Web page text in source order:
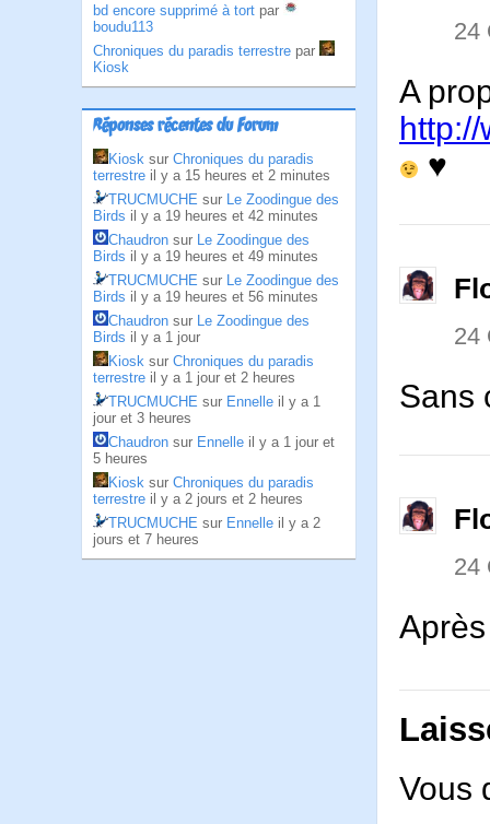
bd encore supprimé à tort par
boudu113
Chroniques du paradis terrestre par
Kiosk
Réponses récentes du Forum
Kiosk sur Chroniques du paradis
terrestre il y a 15 heures et 2 minutes
TRUCMUCHE sur Le Zoodingue des
Birds il y a 19 heures et 42 minutes
Chaudron sur Le Zoodingue des
Birds il y a 19 heures et 49 minutes
TRUCMUCHE sur Le Zoodingue des
Birds il y a 19 heures et 56 minutes
Chaudron sur Le Zoodingue des
Birds il y a 1 jour
Kiosk sur Chroniques du paradis
terrestre il y a 1 jour et 2 heures
TRUCMUCHE sur Ennelle il y a 1
jour et 3 heures
Chaudron sur Ennelle il y a 1 jour et
5 heures
Kiosk sur Chroniques du paradis
terrestre il y a 2 jours et 2 heures
TRUCMUCHE sur Ennelle il y a 2
jours et 7 heures
24
A
♥
24
Sans
24
Vous